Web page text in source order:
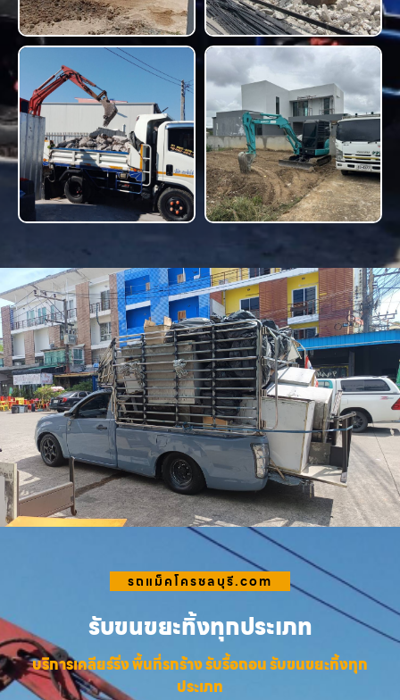
รถแม็คโครชลบุรี.com
รับขนขยะทิ้งทุกประเภท
บริการเคลียร์ริ่ง พื้นที่รกร้าง รับรื้อถอน รับขนขยะทิ้งทุก
ประเภท